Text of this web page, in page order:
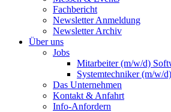
Fachbericht
Newsletter Anmeldung
Newsletter Archiv​
Über uns
Jobs
Mitarbeiter (m/w/d)
Systemtechniker (m/w/
Das Unternehmen
Kontakt & Anfahrt
Info-Anfordern